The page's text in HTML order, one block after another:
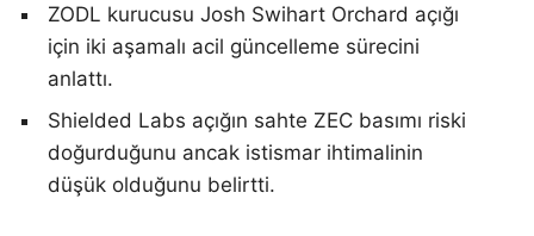
ZODL kurucusu Josh Swihart Orchard açığı
için iki aşamalı acil güncelleme sürecini
anlattı.
Shielded Labs açığın sahte ZEC basımı riski
doğurduğunu ancak istismar ihtimalinin
düşük olduğunu belirtti.